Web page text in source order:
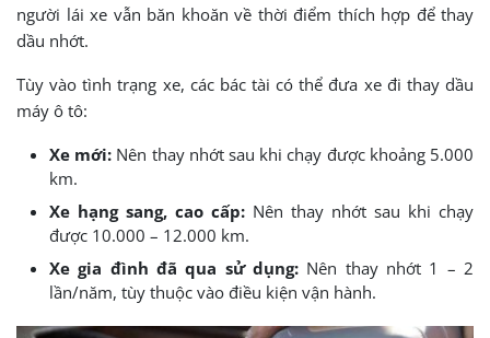
người lái xe vẫn băn khoăn về thời điểm thích hợp để thay
dầu nhớt.
Tùy vào tình trạng xe, các bác tài có thể đưa xe đi thay dầu
máy ô tô:
Xe mới: Nên thay nhớt sau khi chạy được khoảng 5.000
km.
Xe hạng sang, cao cấp: Nên thay nhớt sau khi chạy
được 10.000 – 12.000 km.
Xe gia đình đã qua sử dụng: Nên thay nhớt 1 – 2
lần/năm, tùy thuộc vào điều kiện vận hành.